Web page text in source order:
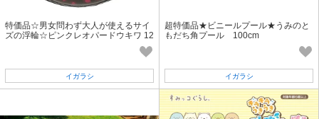
特価品☆男女問わず大人が使えるサイ
ズの浮輪☆ピンクレオパードウキワ 12
イガラシ
超特価品★ビニールプール★うみのと
もだち角プール 100cm
イガラシ